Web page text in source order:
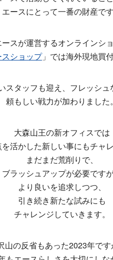
エースにとって一番の財産です
ースが運営するオンラインシ
スショップ」では海外現地買付
スタッフも迎え、フレッシュ
頼もしい戦力が加わりました。
大森山王の新オフィスでは
活かした新しい事にもチャレ
まだまだ荒削りで、
ブラッシュアップが必要ですが
より良いを追求しつつ、
引き続き新たな試みにも
チャレンジしていきます。
山の反省もあった2023年です